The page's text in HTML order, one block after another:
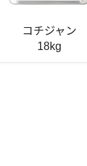
コチジャン
18kg